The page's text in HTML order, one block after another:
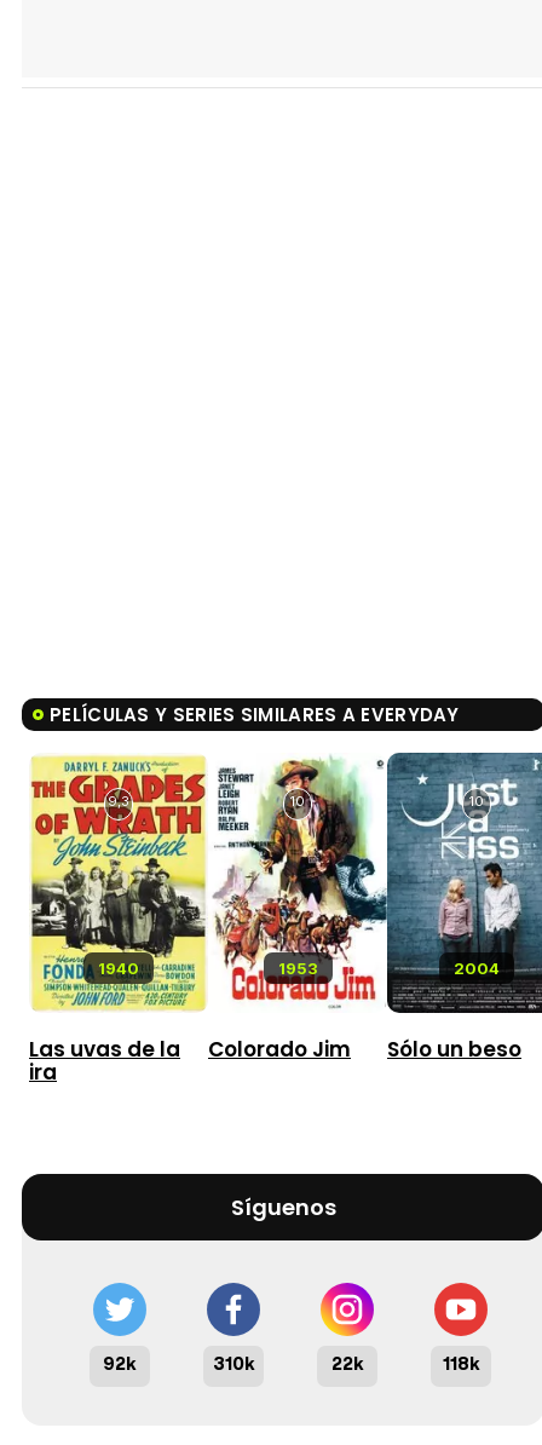
PELÍCULAS Y SERIES SIMILARES A EVERYDAY
1940
9,3
Las uvas de la
ira
1953
10
Colorado Jim
2004
10
Sólo un beso
Síguenos
92k 310k 22k 118k